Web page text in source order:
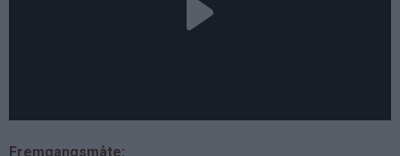
Fremgangsmåte: